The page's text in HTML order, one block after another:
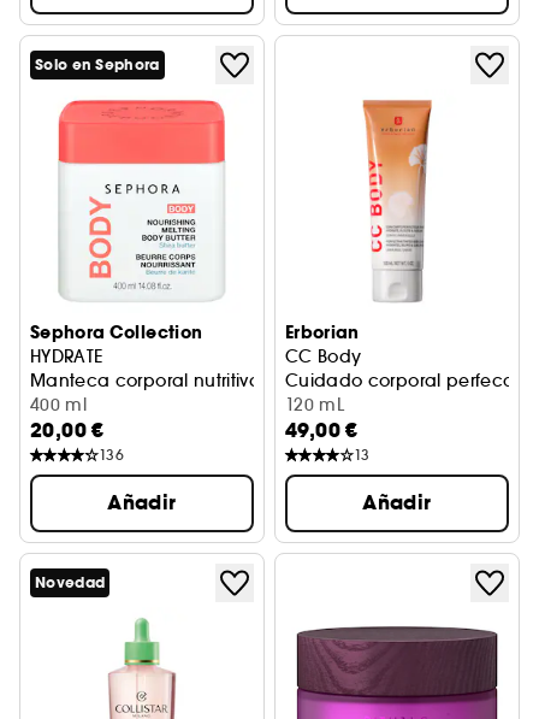
Solo en Sephora
Sephora Collection
HYDRATE
Manteca corporal nutritiva con manteca de karité
400 ml
20,00 €
136
Añadir
Erborian
CC Body
Cuidado corporal
120 mL
49,00 €
13
Añadir
Novedad